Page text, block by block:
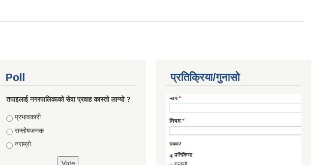
Poll
तपाइलाई नगरपालिकाको सेवा प्रवाह कास्तो लाग्यो ?
Choices
प्रभावकारी
सन्तोषजनक
नराम्रो
प्रतिक्रिया/गुनासो